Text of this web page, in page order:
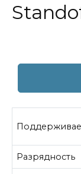
Разрядность